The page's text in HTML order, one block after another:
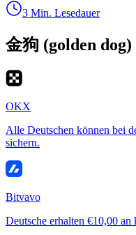
3 Min. Lesedauer
金狗 (golden
OKX
Alle Deutschen können bei
sichern.
Bitvavo
Deutsche erhalten €10,00